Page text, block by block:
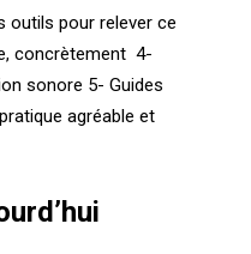
outils pour relever ce
concrètement 4-
sonore 5- Guides
agréable et